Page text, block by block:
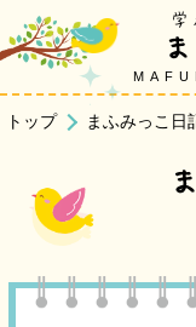
トップ まふみっこ日